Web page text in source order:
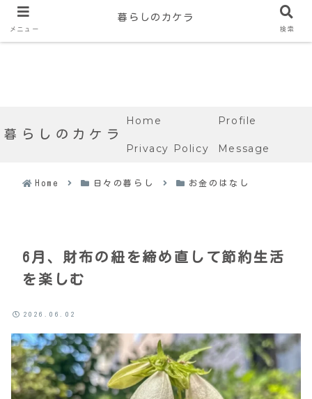
暮らしのカケラ
Home Profile
Privacy Policy Message
Home 日々の暮らし お金のはなし
6月、財布の紐を締め直して節約生活
を楽しむ
2026.06.02
メニュー
暮らしのカケラ
検索